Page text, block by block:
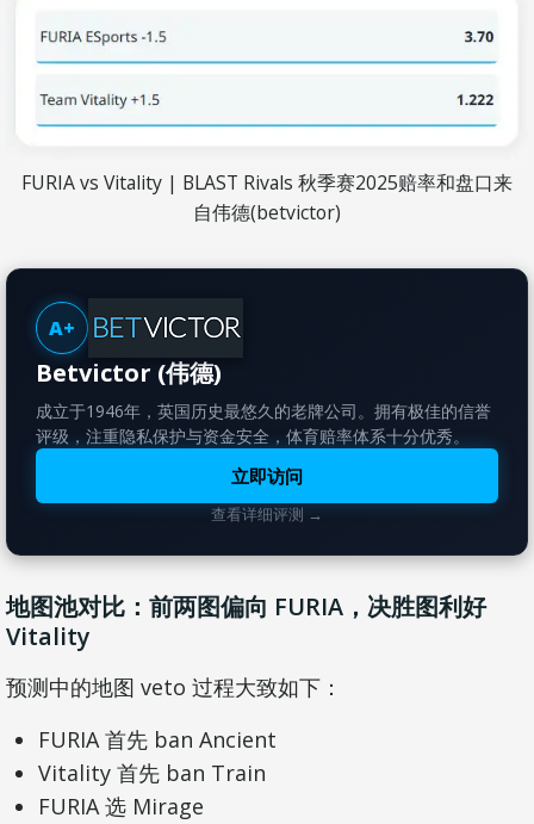
FURIA vs Vitality | BLAST Rivals 秋季赛2025赔率和盘口来
自伟德(betvictor)
A+
Betvictor (伟德)
成立于1946年，英国历史最悠久的老牌公司。拥有极佳的信誉
评级，注重隐私保护与资金安全，体育赔率体系十分优秀。
立即访问
查看详细评测 →
地图池对比：前两图偏向 FURIA，决胜图利好
Vitality
预测中的地图 veto 过程大致如下：
FURIA 首先 ban Ancient
Vitality 首先 ban Train
FURIA 选 Mirage